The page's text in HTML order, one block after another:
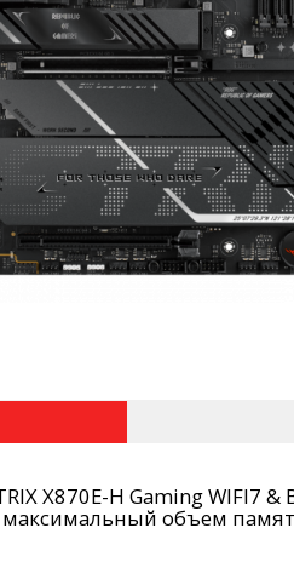
X870E-H Gaming WIFI7
максимальный объем